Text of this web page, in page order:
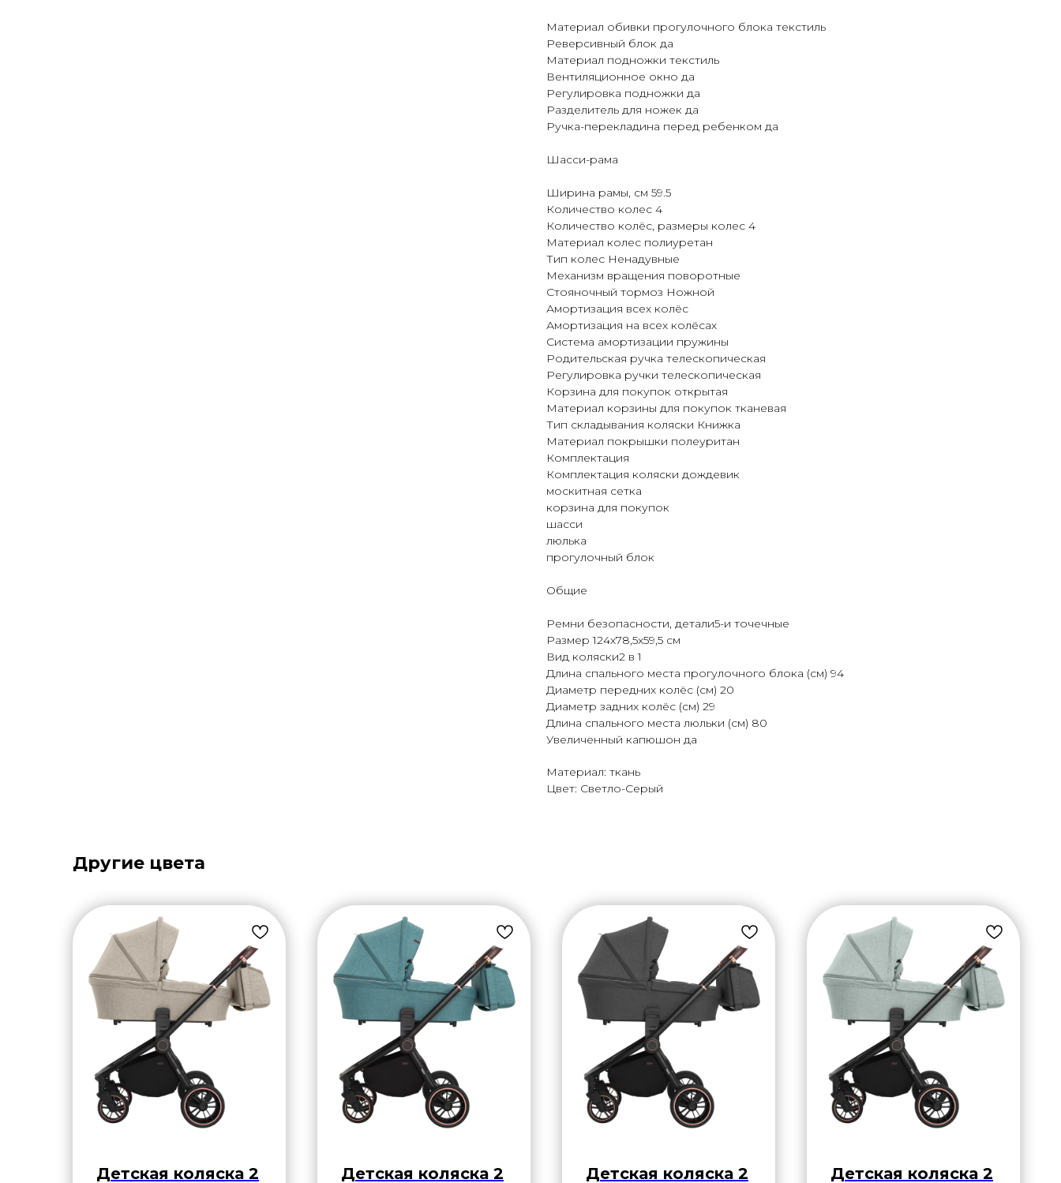
Материал обивки прогулочного блока текстиль
Реверсивный блок да
Материал подножки текстиль
Вентиляционное окно да
Регулировка подножки да
Разделитель для ножек да
Ручка-перекладина перед ребенком да
Шасси-рама
Ширина рамы, см 59.5
​Количество колес 4
Количество колёс, размеры колес 4
Материал колес полиуретан
Тип колес Ненадувные
Механизм вращения поворотные
Стояночный тормоз Ножной
Амортизация всех колёс
Амортизация на всех колёсах
Система амортизации пружины
Родительская ручка телескопическая
Регулировка ручки телескопическая
Корзина для покупок открытая
Материал корзины для покупок тканевая
Тип складывания коляски Книжка
Материал покрышки полеуритан
Комплектация
Комплектация коляски дождевик
москитная сетка
корзина для покупок
шасси
люлька
прогулочный блок
Общие
Ремни безопасности, детали5-и точечные
Размер 124х78,5х59,5 см
Вид коляски2 в 1
Длина спального места прогулочного блока (см) 94
Диаметр передних колёс (см) 20
Диаметр задних колёс (см) 29
Длина спального места люльки (см) 80
Увеличенный капюшон да
Материал: ткань
Цвет: Светло-Серый
Другие цвета
Детская коляска 2 Детская коляска 2 Детская коляска 2 Детская коляска 2